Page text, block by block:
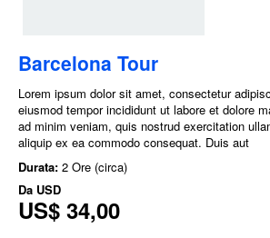
Barcelona Tour
Lorem ipsum dolor sit amet, consectetur
eiusmod tempor incididunt ut labore et dolore
ad minim veniam, quis nostrud exercitation
aliquip ex ea commodo consequat. Duis aut
Durata: 2 Ore (circa)
Da USD
US$ 34,00